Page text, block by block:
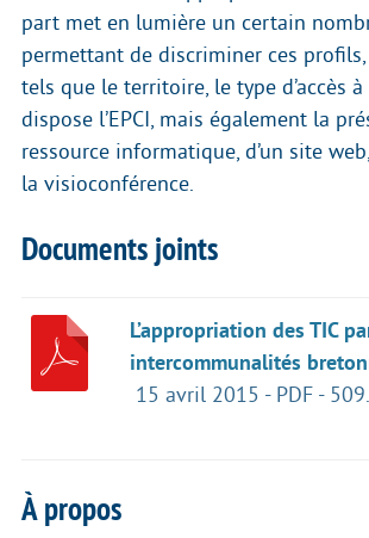
part met en lumière un certain
permettant de discriminer ces
tels que le territoire, le type d’accès
dispose l’EPCI, mais également la
ressource informatique, d’un site
la visioconférence.
Documents joints
L’appropriation des TIC
intercommunalités
15 avril 2015 - PDF -
À propos